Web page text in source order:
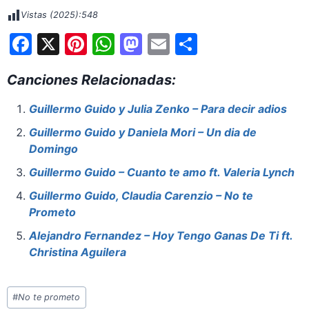
Vistas (2025):548
F
c
e
b
o
o
k
X Pi
er
e
st
W
at
s
A
p
M
st
o
d
n
E
ai
l
S
e
Canciones Relacionadas:
Guillermo Guido y Julia Zenko – Para decir adios
Guillermo Guido y Daniela Mori – Un dia de
Domingo
Guillermo Guido – Cuanto te amo ft. Valeria Lynch
Guillermo Guido, Claudia Carenzio – No te
Prometo
Alejandro Fernandez – Hoy Tengo Ganas De Ti ft.
Christina Aguilera
Etiquetas
de
#No te prometo